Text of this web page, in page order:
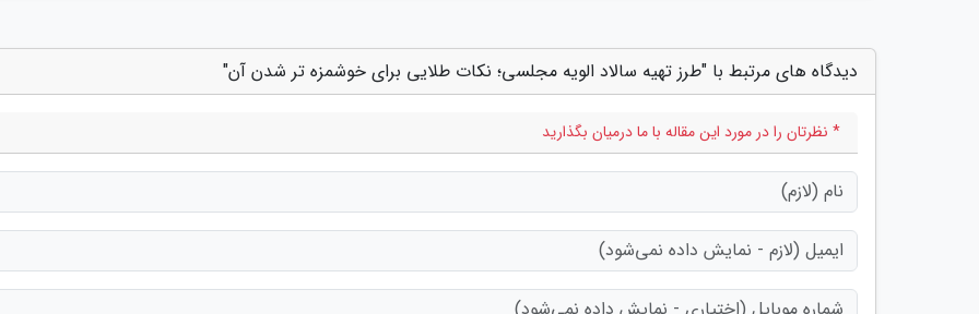
دیدگاه های مرتبط با "طرز تهیه سالاد الویه مجلسی؛ نکات طلایی برای خوشمزه تر شدن آن"
* نظرتان را در مورد این مقاله با ما درمیان بگذارید